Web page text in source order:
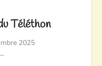
Téléthon
2025